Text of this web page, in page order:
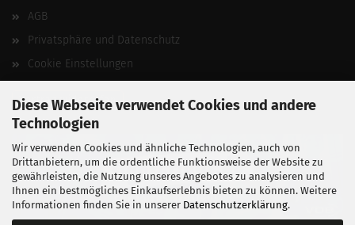
Diese Webseite verwendet Cookies und andere
Technologien
Wir verwenden Cookies und ähnliche Technologien, auch von
Drittanbietern, um die ordentliche Funktionsweise der Website zu
gewährleisten, die Nutzung unseres Angebotes zu analysieren und
Ihnen ein bestmögliches Einkaufserlebnis bieten zu können. Weitere
Informationen finden Sie in unserer Datenschutzerklärung.
AGB
Privatsphäre und Datenschutz
Cookie Einstellungen
Vertrag widerrufen